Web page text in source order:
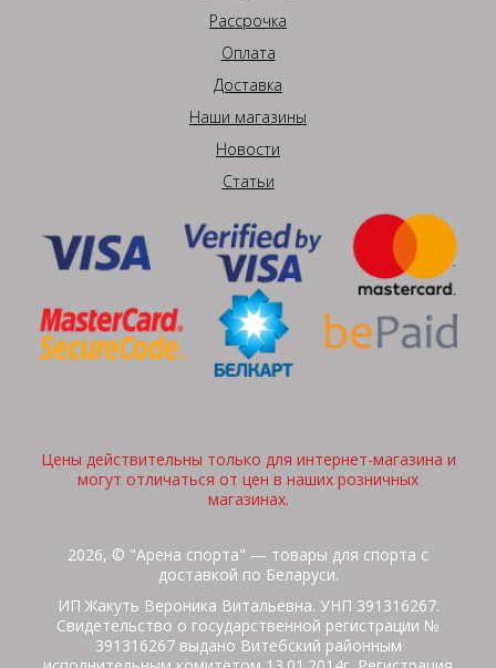
Рассрочка
Оплата
Доставка
Наши магазины
Новости
Статьи
Цены действительны только для интернет-магазина и
могут отличаться от цен в наших розничных
магазинах.
2026, © "Арена спорта" — товары для спорта с
доставкой по Беларуси.
ИП Жакуть Вероника Витальевна. УНП 391316267.
Свидетельство о государственной регистрации №
391316267 выдано Витебский районным